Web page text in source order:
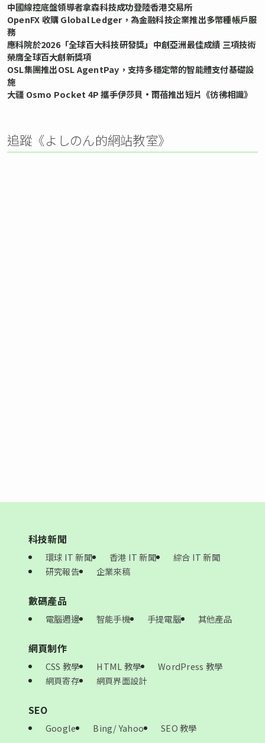
中國線控底盤領導者拿森科技成功登陸香港交易所
OpenFX 收購 Global Ledger，為金融科技企業推出多幣種帳戶服
務
應科院於2026「全球百大科技研發獎」中創亞洲最佳成績 三項技術
榮膺全球百大創新獎項
OSL集團推出OSL AgentPay，支持多穩定幣的智能體支付基礎設
施
大疆 Osmo Pocket 4P 攜手伊莎貝•雨蓓推出短片《彷彿相識》
追蹤《よしのん的網站教室》
科技新聞
環球 IT 新聞 香港 IT 新聞
綜合 IT 新聞
研究報告
企業來稿
數碼產品
電腦週邊 智能手機 手提電腦 其他產品
網頁制作
CSS 教學 HTML 教學
WordPress 教學
網頁寄存
網頁界面設計
SEO
Google Bing/ Yahoo SEO 教學